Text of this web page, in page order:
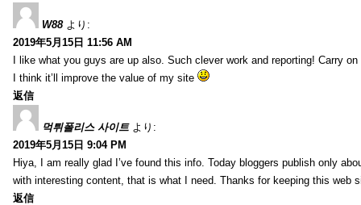
W88 より:
2019年5月15日 11:56 AM
I like what you guys are up also. Such clever work and reporting! Carry
I think it’ll improve the value of my site
返信
먹튀폴리스 사이트 より:
2019年5月15日 9:04 PM
Hiya, I am really glad I’ve found this info. Today bloggers publish only
with interesting content, that is what I need. Thanks for keeping this
返信